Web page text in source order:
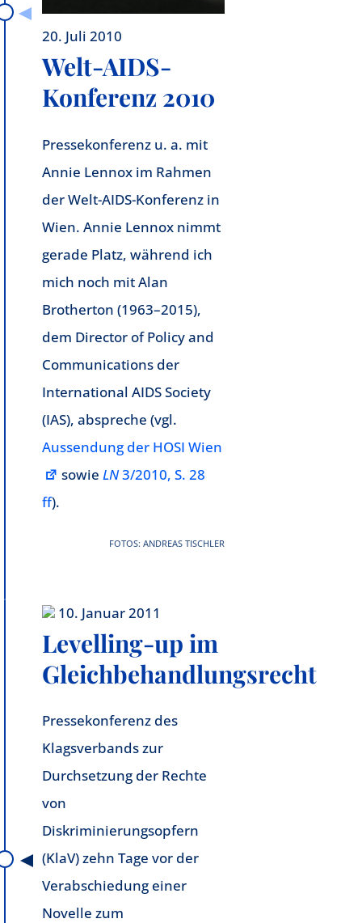
20. Juli 2010
Welt-AIDS-
Konferenz 2010
Pressekonferenz u. a. mit
Annie Lennox im Rahmen
der Welt-AIDS-Konferenz in
Wien. Annie Lennox nimmt
gerade Platz, während ich
mich noch mit Alan
Brotherton (1963–2015),
dem Director of Policy and
Communications der
International AIDS Society
(IAS), abspreche (vgl.
Aussendung der HOSI Wien
sowie LN3/2010, S. 28
ff).
FOTOS: ANDREAS TISCHLER
10. Januar 2011
Levelling-up im
Gleichbehandlungsrecht
Pressekonferenz des
Klagsverbands zur
Durchsetzung der Rechte
von
Diskriminierungsopfern
(KlaV) zehn Tage vor der
Verabschiedung einer
Novelle zum